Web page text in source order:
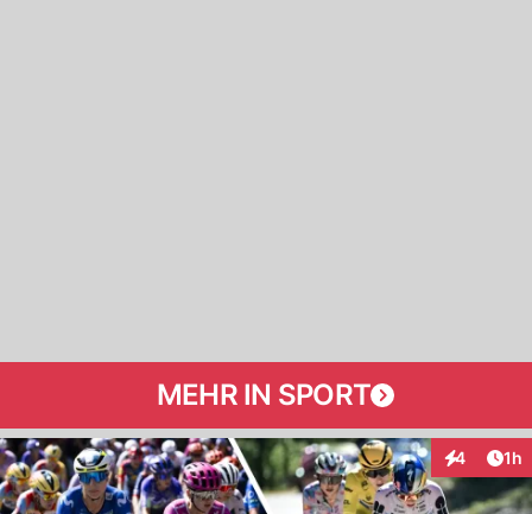
MEHR IN SPORT
4 1h